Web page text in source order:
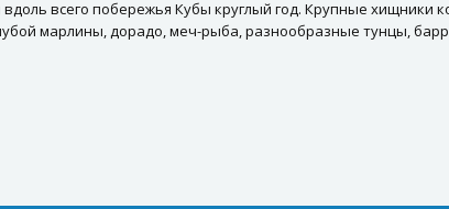
всего побережья Кубы круглый год. Крупные хищники
марлины, дорадо, меч-рыба, разнообразные тунцы,